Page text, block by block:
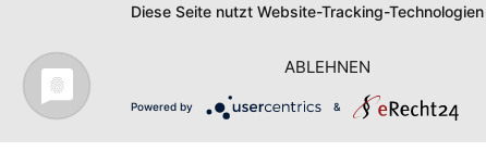
Diese Seite nutzt Website-Tracking-
ABLEHNEN
Powered by &